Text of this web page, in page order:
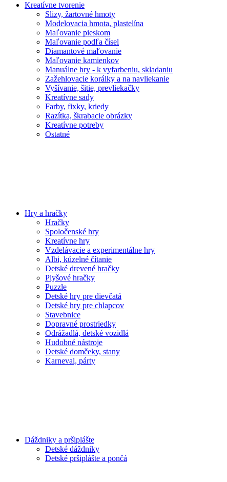
Kreatívne tvorenie
Slizy, žartovné hmoty
Modelovacia hmota, plastelína
Maľovanie pieskom
Maľovanie podľa čísel
Diamantové maľovanie
Maľovanie kamienkov
Manuálne hry - k vyfarbeniu, skladaniu
Zažehlovacie korálky a na navliekanie
Vyšívanie, šitie, prevliekačky
Kreatívne sady
Farby, fixky, kriedy
Razítka, škrabacie obrázky
Kreatívne potreby
Ostatné
Hry a hračky
Hračky
Spoločenské hry
Kreatívne hry
Vzdelávacie a experimentálne hry
Albi, kúzelné čítanie
Detské drevené hračky
Plyšové hračky
Puzzle
Detské hry pre dievčatá
Detské hry pre chlapcov
Stavebnice
Dopravné prostriedky
Odrážadlá, detské vozidlá
Hudobné nástroje
Detské domčeky, stany
Karneval, párty
Dáždniky a pršiplášte
Detské dáždniky
Detské pršiplášte a pončá